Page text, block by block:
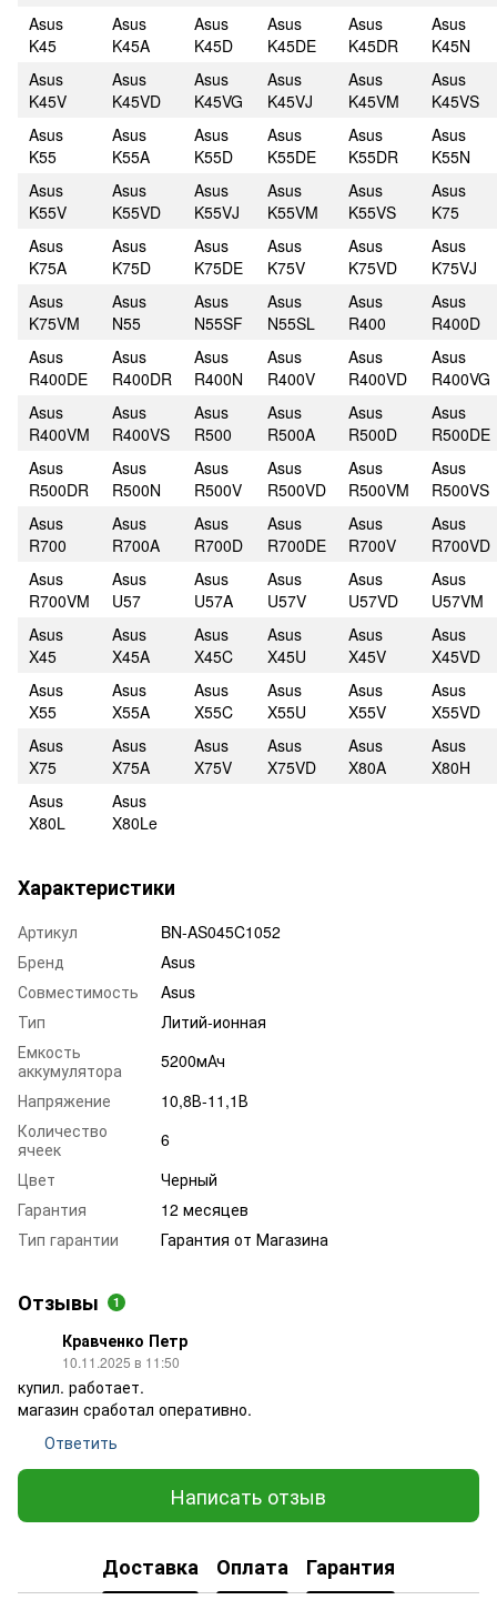
Asus
K45
Asus
K45A
Asus
K45D
Asus
K45DE
Asus
K45DR
Asus
K45N
Asus
K45V
Asus
K45VD
Asus
K45VG
Asus
K45VJ
Asus
K45VM
Asus
K45VS
Asus
K55
Asus
K55A
Asus
K55D
Asus
K55DE
Asus
K55DR
Asus
K55N
Asus
K55V
Asus
K55VD
Asus
K55VJ
Asus
K55VM
Asus
K55VS
Asus
K75
Asus
K75A
Asus
K75D
Asus
K75DE
Asus
K75V
Asus
K75VD
Asus
K75VJ
Asus
K75VM
Asus
N55
Asus
N55SF
Asus
N55SL
Asus
R400
Asus
R400D
Asus
R400DE
Asus
R400DR
Asus
R400N
Asus
R400V
Asus
R400VD
Asus
R400VG
Asus
R400VM
Asus
R400VS
Asus
R500
Asus
R500A
Asus
R500D
Asus
R500DE
Asus
R500DR
Asus
R500N
Asus
R500V
Asus
R500VD
Asus
R500VM
Asus
R500VS
Asus
R700
Asus
R700A
Asus
R700D
Asus
R700DE
Asus
R700V
Asus
R700VD
Asus
R700VM
Asus
U57
Asus
U57A
Asus
U57V
Asus
U57VD
Asus
U57VM
Asus
X45
Asus
X45A
Asus
X45C
Asus
X45U
Asus
X45V
Asus
X45VD
Asus
X55
Asus
X55A
Asus
X55C
Asus
X55U
Asus
X55V
Asus
X55VD
Asus
X75
Asus
X75A
Asus
X75V
Asus
X75VD
Asus
X80A
Asus
X80H
Asus
X80L
Asus
X80Le
Характеристики
Артикул
BN-AS045C1052
Бренд
Asus
Совместимость
Asus
Тип
Литий-ионная
Емкость
аккумулятора
5200мАч
Напряжение
10,8В-11,1В
Количество
ячеек
6
Цвет
Черный
Гарантия
12 месяцев
Тип гарантии
Гарантия от Магазина
Отзывы 1
Кравченко Петр
10.11.2025 в 11:50
купил. работает.
магазин сработал оперативно.
Ответить
Написать отзыв
Доставка Оплата Гарантия